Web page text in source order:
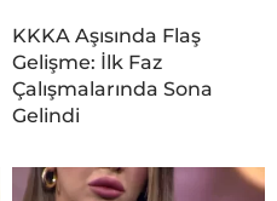
KKKA Aşısında Flaş
Gelişme: İlk Faz
Çalışmalarında Sona
Gelindi